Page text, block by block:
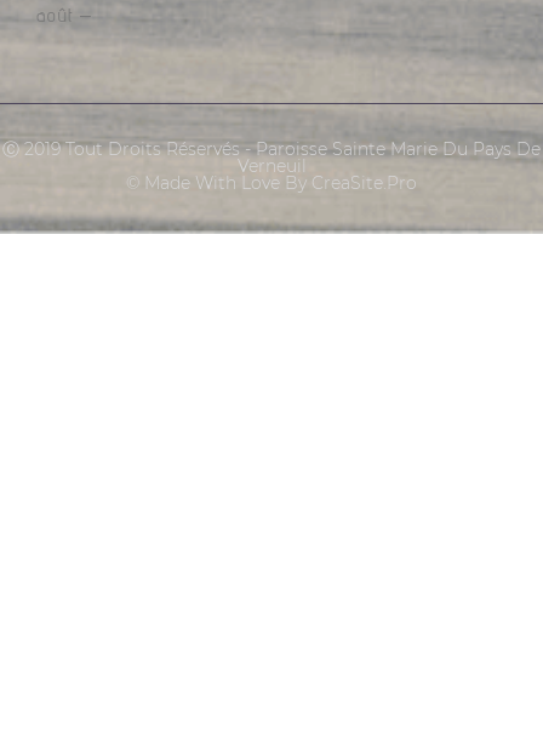
août –
Ⓒ 2019 Tout Droits Réservés - Paroisse Sainte Marie Du Pays De
Verneuil
© Made With Love By CreaSite.Pro